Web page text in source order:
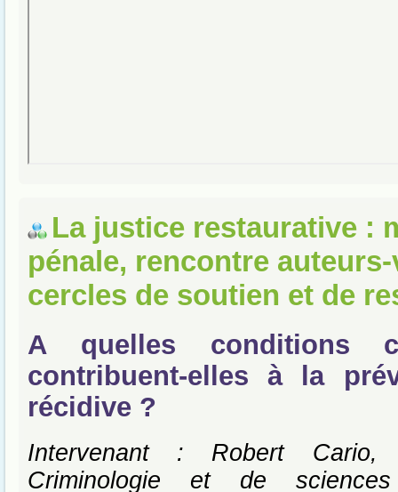
La justice restaurative :
pénale, rencontre
cercles de soutien et de
A quelles conditions
contribuent-elles à la
récidive ?
Intervenant : Robert Cario,
Criminologie et de